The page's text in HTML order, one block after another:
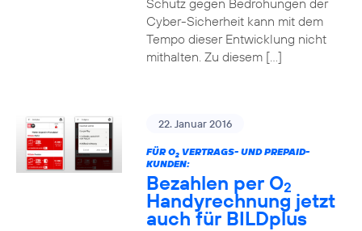
Schutz gegen Bedrohungen der
Cyber-Sicherheit kann mit dem
Tempo dieser Entwicklung nicht
mithalten. Zu diesem […]
22. Januar 2016
FÜR O2VERTRAGS- UND PREPAID-
KUNDEN:
Bezahlen per O2
Handyrechnung jetzt
auch für BILDplus